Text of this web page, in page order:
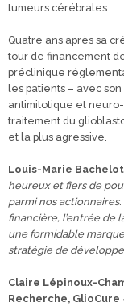
tumeurs cérébrales.
Quatre ans après sa
tour de financement
préclinique
les patients – avec
antimitotique et
traitement du
et la plus agressive.
Louis-Marie
heureux et fiers de
parmi nos
financière, l’entrée de
une formidable
stratégie de
Claire Lépinoux-
Recherche, GlioCure